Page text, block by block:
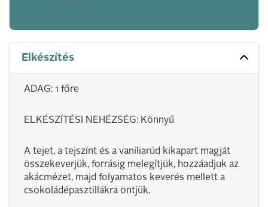
Elkészítés
ADAG: 1 főre
ELKÉSZÍTÉSI NEHÉZSÉG: Könnyű
A tejet, a tejszínt és a vaníliarúd kikapart magját
összekeverjük, forrásig melegítjük, hozzáadjuk az
akácmézet, majd folyamatos keverés mellett a
csokoládépasztillákra öntjük.